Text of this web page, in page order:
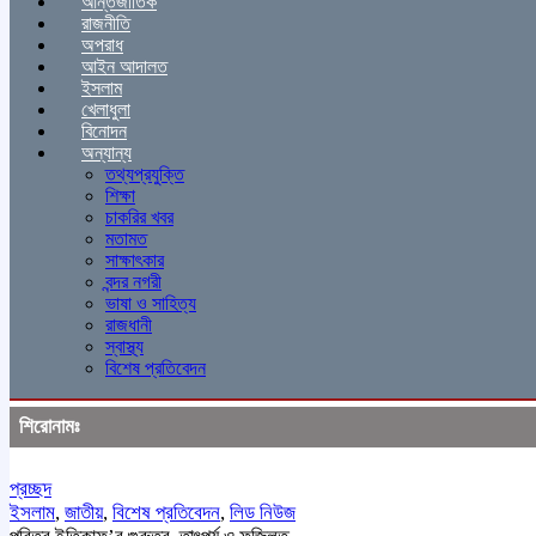
রাজনীতি
অপরাধ
আইন আদালত
ইসলাম
খেলাধুলা
বিনোদন
অন্যান্য
তথ্যপ্রযুক্তি
শিক্ষা
চাকরির খবর
মতামত
সাক্ষাৎকার
বন্দর নগরী
ভাষা ও সাহিত্য
রাজধানী
স্বাস্থ্য
বিশেষ প্রতিবেদন
শিরোনামঃ
প্রচ্ছদ
ইসলাম, জাতীয়, বিশেষ প্রতিবেদন, লিড নিউজ